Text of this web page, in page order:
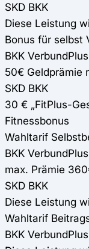
SKD BKK
Diese Leistung
Bonus für selbst
BKK VerbundPlus
50€ Geldprämie
SKD BKK
30 € „FitPlus-
Fitnessbonus
Wahltarif
BKK VerbundPlus
max. Prämie
SKD BKK
Diese Leistung
Wahltarif
BKK VerbundPlus